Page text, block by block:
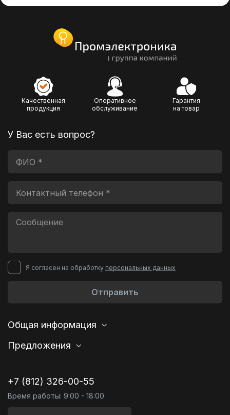
Качественная
продукция
Оперативное
обслуживание
Гарантия
на товар
У Вас есть вопрос?
Я согласен на обработку персональных данных
Отправить
Общая информация
Предложения
+7 (812) 326-00-55
Время работы: 9:00 - 18:00